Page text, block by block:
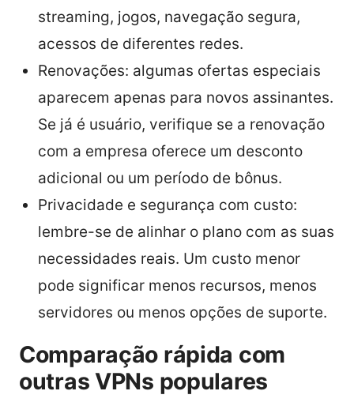
streaming, jogos, navegação segura,
acessos de diferentes redes.
Renovações: algumas ofertas especiais
aparecem apenas para novos assinantes.
Se já é usuário, verifique se a renovação
com a empresa oferece um desconto
adicional ou um período de bônus.
Privacidade e segurança com custo:
lembre-se de alinhar o plano com as suas
necessidades reais. Um custo menor
pode significar menos recursos, menos
servidores ou menos opções de suporte.
Comparação rápida com
outras VPNs populares